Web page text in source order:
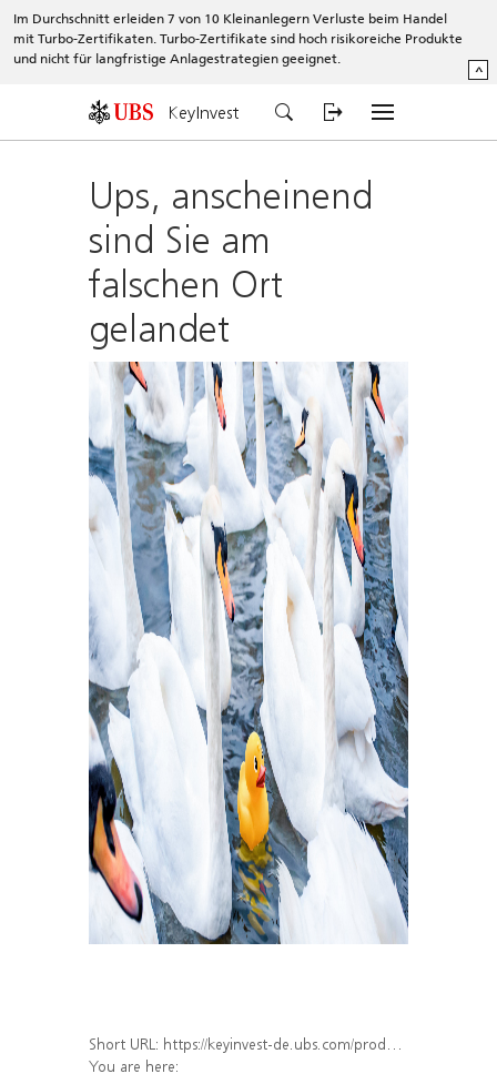
Im Durchschnitt erleiden 7 von 10 Kleinanlegern Verluste beim Handel
mit Turbo-Zertifikaten. Turbo-Zertifikate sind hoch risikoreiche Produkte
und nicht für langfristige Anlagestrategien geeignet.
^
KeyInvest
Ups, anscheinend
sind Sie am
falschen Ort
gelandet
Short URL: https://keyinvest-de.ubs.com/produkt/detail/index/isin/DE000WA7WAX2
You are here: